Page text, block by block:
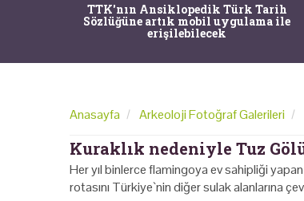
TTK'nın Ansiklopedik Türk Tarih
Sözlüğüne artık mobil uygulama ile
erişilebilecek
Anasayfa Arkeoloji Fotoğraf Galerileri
Kuraklık nedeniyle Tuz
Her yıl binlerce flamingoya ev sahipliği
rotasını Türkiye`nin diğer sulak alanlarına